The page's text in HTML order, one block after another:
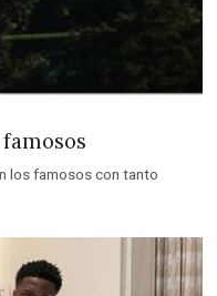
los famosos con tanto